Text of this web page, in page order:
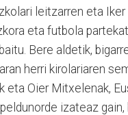
leitzarren eta
eta futbola
Bere aldetik,
herri kirolariaren
eta Oier Mitxelenak,
izateaz